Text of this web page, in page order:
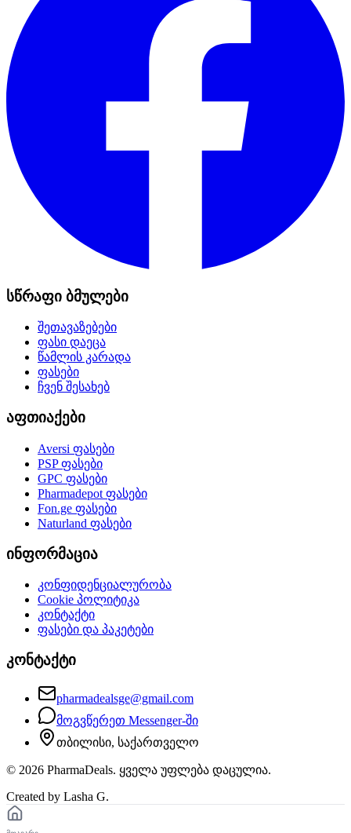
სწრაფი ბმულები
შეთავაზებები
ფასი დაეცა
წამლის კარადა
ფასები
ჩვენ შესახებ
აფთიაქები
Aversi ფასები
PSPფასები
GPC ფასები
Pharmadepot ფასები
Fon.ge ფასები
Naturland ფასები
ინფორმაცია
კონფიდენციალურობა
Cookie პოლიტიკა
კონტაქტი
ფასები და პაკეტები
კონტაქტი
pharmadealsge@gmail.com
მოგვწერეთ Messenger-ში
თბილისი, საქართველო
© 2026 PharmaDeals. ყველა უფლება დაცულია.
Created by Lasha G.